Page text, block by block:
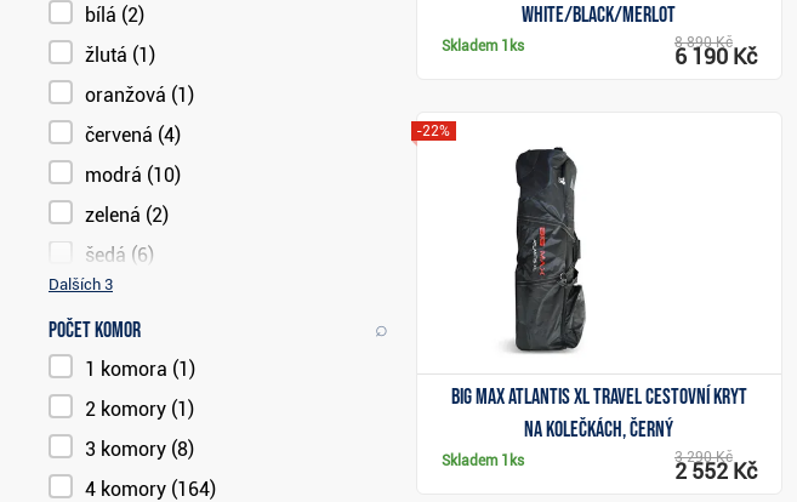
white/black/merlot
Skladem 1ks 8 890 Kč
6 190 Kč
Big Max Atlantis XL Travel cestovní kryt
na kolečkách, černý
-22%
Skladem 1ks 3 290 Kč
2 552 Kč
Zobrazit
bílá (2)
žlutá (1)
oranžová (1)
červená (4)
modrá (10)
zelená (2)
šedá (6)
Dalších 3
Počet komor ⌕
1 komora (1)
2 komory (1)
3 komory (8)
4 komory (164)